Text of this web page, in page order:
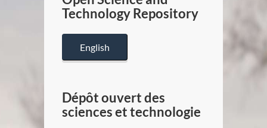
Canada
Technology Repository
English
Dépôt ouvert des
sciences et technologie